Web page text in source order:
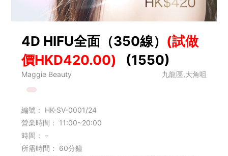
4D HIFU全面（350線） (試做
價HKD420.00) (1550)
Maggie Beauty 九龍區,大角咀
編號：
HK-SV-0001/24
營業時間：
11:00~20:00
時間：
–
所需時間：
60分鐘